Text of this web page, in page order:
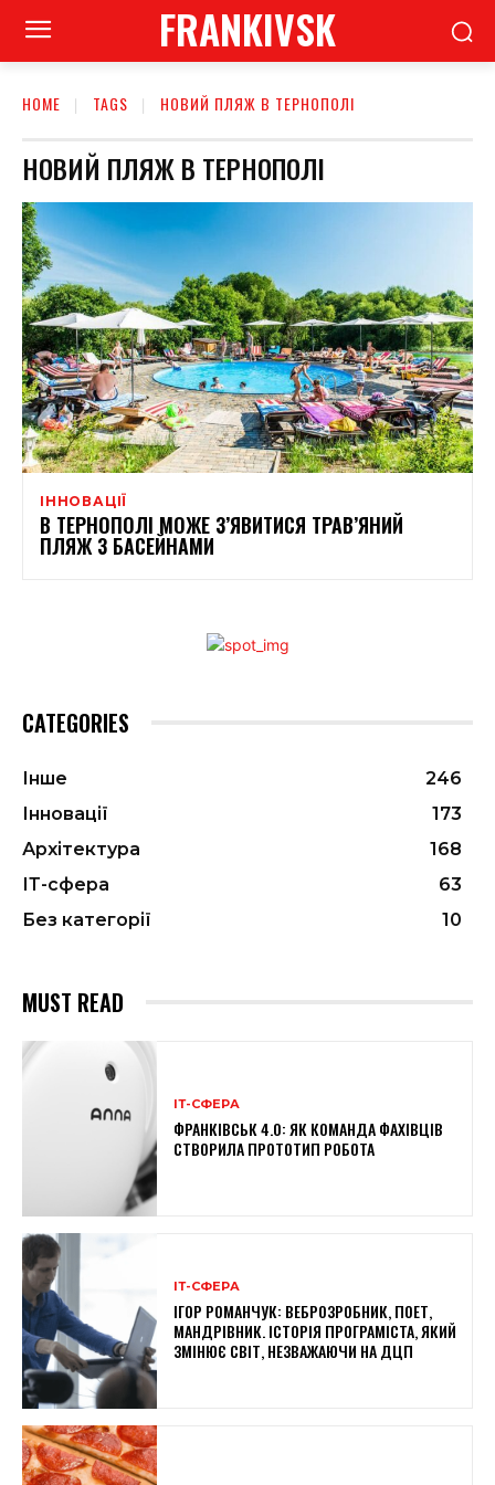
FRANKIVSK
HOME TAGS НОВИЙ ПЛЯЖ В ТЕРНОПОЛІ
НОВИЙ ПЛЯЖ В ТЕРНОПОЛІ
ІННОВАЦІЇ
В ТЕРНОПОЛІ МОЖЕ З’ЯВИТИСЯ ТРАВ’ЯНИЙ
ПЛЯЖ З БАСЕЙНАМИ
CATEGORIES
Інше
246
Інновації
173
Архітектура
168
ІТ-сфера
63
Без категорії
10
MUST READ
ІТ-СФЕРА
ФРАНКІВСЬК 4.0: ЯК КОМАНДА ФАХІВЦІВ
СТВОРИЛА ПРОТОТИП РОБОТА
ІТ-СФЕРА
ІГОР РОМАНЧУК: ВЕБРОЗРОБНИК, ПОЕТ,
МАНДРІВНИК. ІСТОРІЯ ПРОГРАМІСТА, ЯКИЙ
ЗМІНЮЄ СВІТ, НЕЗВАЖАЮЧИ НА ДЦП